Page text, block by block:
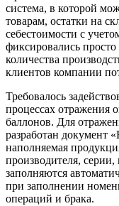
система, в которой
товарам, остатки на
себестоимости с
фиксировались
количества
клиентов компании
Требовалось
процессах отражения
баллонов. Для
разработан документ
наполняемая
производителя,
заполняются
при заполнении
операций и брака.